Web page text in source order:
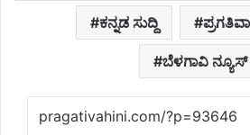
ಕನ್ನಡ ಸುದ್ದಿ
ಬೆಳಗಾವಿ ನ್ಯೂಸ್